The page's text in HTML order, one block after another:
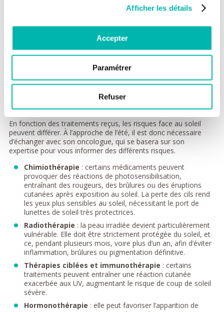
Afficher les détails
Accepter
Paramétrer
Refuser
Précautions supplémentaires en cas
de cancer
Les personnes en cours de traitement contre un cancer ou
ayant terminé leur traitement récemment peuvent présenter
une sensibilité accrue aux rayons ultraviolets (UV). Cela est
principalement dû aux effets secondaires des traitements, qui
peuvent rendre la peau plus fragile, voire photosensible. Il est
pratiques face au soleil, en particulier pendant les périodes
estivales.
En fonction des traitements reçus, les risques face au soleil
peuvent différer. À l’approche de l’été, il est donc nécessaire
d’échanger avec son oncologue, qui se basera sur son
expertise pour vous informer des différents risques.
Chimiothérapie : certains médicaments peuvent
provoquer des réactions de photosensibilisation,
entraînant des rougeurs, des brûlures ou des éruptions
cutanées après exposition au soleil. La perte des cils rend
les yeux plus sensibles au soleil, nécessitant le port de
lunettes de soleil très protectrices.
Radiothérapie : la peau irradiée devient particulièrement
vulnérable. Elle doit être strictement protégée du soleil, et
ce, pendant plusieurs mois, voire plus d’un an, afin d’éviter
inflammation, brûlures ou pigmentation définitive.
Thérapies ciblées et immunothérapie : certains
traitements peuvent entraîner une réaction cutanée
exacerbée aux UV, augmentant le risque de coup de soleil
sévère.
Hormonothérapie : elle peut favoriser l’apparition de